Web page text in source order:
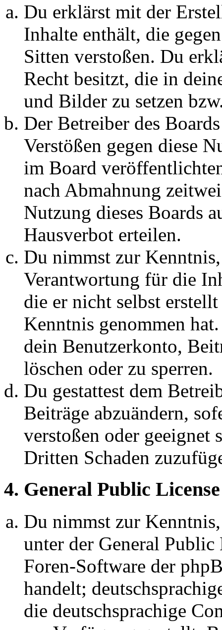
Du erklärst mit der
Inhalte enthält, die
Sitten verstoßen. Du
Recht besitzt, die in
und Bilder zu setzen
Der Betreiber des
Verstößen gegen diese
im Board
nach Abmahnung
Nutzung dieses Boards
Hausverbot erteilen.
Du nimmst zur
Verantwortung für die
die er nicht selbst
Kenntnis genommen
dein Benutzerkonto,
löschen oder zu sperren.
Du gestattest dem
Beiträge abzuändern,
verstoßen oder geeignet
Dritten Schaden
4. General Public License
Du nimmst zur
unter der General
Foren-Software der
handelt;
die deutschsprachige